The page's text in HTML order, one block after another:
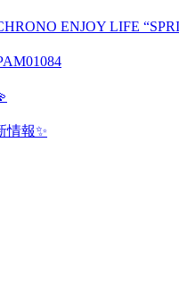
ENJOY LIFE
情報✨